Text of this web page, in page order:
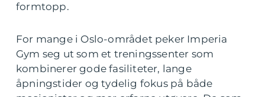
formtopp.
For mange i Oslo-området peker Imperia
Gym seg ut som et treningssenter som
kombinerer gode fasiliteter, lange
åpningstider og tydelig fokus på både